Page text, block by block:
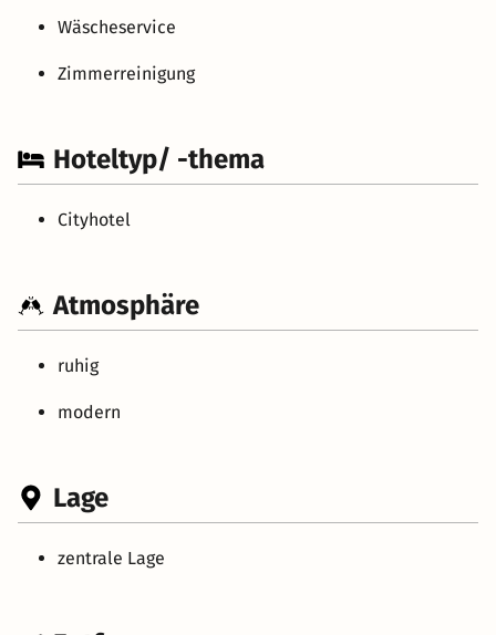
Wäscheservice
Zimmerreinigung
Hoteltyp/ -thema
Cityhotel
Atmosphäre
ruhig
modern
Lage
zentrale Lage